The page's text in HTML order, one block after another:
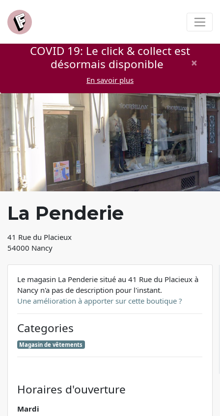
COVID 19: Le click & collect est
désormais disponible
×
En savoir plus
La Penderie
41 Rue du Placieux
54000 Nancy
Le magasin La Penderie situé au 41 Rue du Placieux à
Nancy n'a pas de description pour l'instant.
Une amélioration à apporter sur cette boutique ?
Categories
Magasin de vêtements
Horaires d'ouverture
Mardi